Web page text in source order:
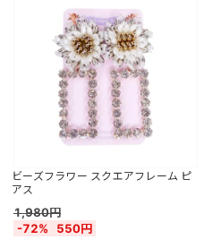
ビーズフラワー スクエアフレーム ピ
アス
1,980円
-72%
550円